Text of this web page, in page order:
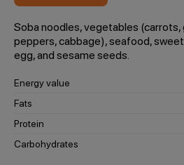
Soba noodles, vegetables (carrots,
peppers, cabbage), seafood,
egg, and sesame seeds.
Energy value
Fats
Protein
Carbohydrates